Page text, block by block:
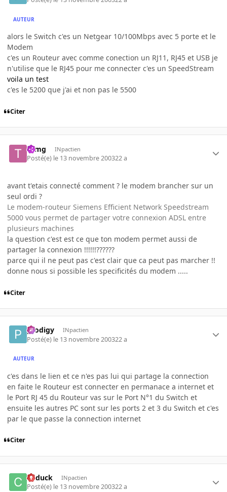
AUTEUR
alors le Switch c'es un Netgear 10/100Mbps avec 5 porte et le
Modem
c'es un Routeur avec comme conection un RJ11, RJ45 et USB je
n'utilise que le RJ45 pour me connecter c'es un SpeedStream
voila un test
c'es le 5200 que j'ai et non pas le 5500
Citer
tomg INpactien
Posté(e) le 13 novembre 200322 a
avant t'etais connecté comment ? le modem brancher sur un
seul ordi ?
Le modem-routeur Siemens Efficient Network Speedstream
5000 vous permet de partager votre connexion ADSL entre
plusieurs machines
la question c'est est ce que ton modem permet aussi de
partager la connexion !!!!!!??????
parce qui il ne peut pas c'est clair que ca peut pas marcher !!
donne nous si possible les specificités du modem .....
Citer
prodigy INpactien
Posté(e) le 13 novembre 200322 a
AUTEUR
c'es dans le lien et ce n'es pas lui qui partage la connection
en faite le Routeur est connecter en permanace a internet et
le Port RJ 45 du Routeur vas sur le Port N°1 du Switch et
ensuite les autres PC sont sur les ports 2 et 3 du Switch et c'es
par le que passe la connection internet
Citer
Cyduck INpactien
Posté(e) le 13 novembre 200322 a